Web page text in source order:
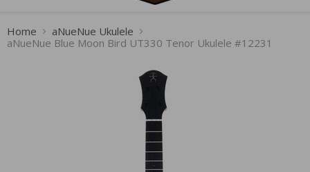
Home
aNueNue Ukulele
aNueNue Blue Moon Bird UT330 Tenor Ukulele #12231